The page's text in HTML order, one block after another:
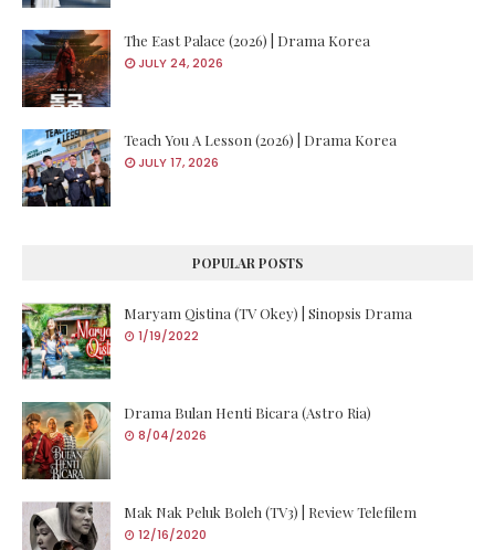
The East Palace (2026) | Drama Korea
JULY 24, 2026
Teach You A Lesson (2026) | Drama Korea
JULY 17, 2026
POPULAR POSTS
Maryam Qistina (TV Okey) | Sinopsis Drama
1/19/2022
Drama Bulan Henti Bicara (Astro Ria)
8/04/2026
Mak Nak Peluk Boleh (TV3) | Review Telefilem
12/16/2020